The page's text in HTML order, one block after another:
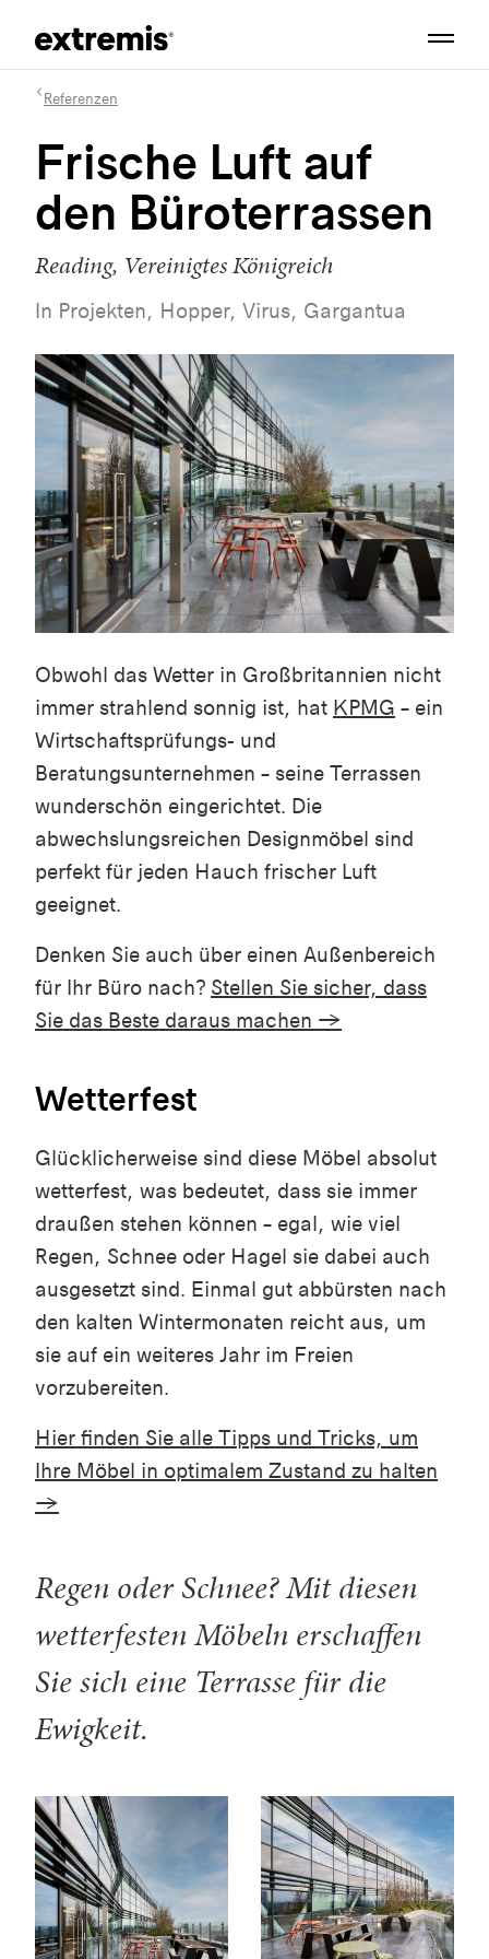
Referenzen
Frische Luft auf
den Büroterrassen
Reading, Vereinigtes Königreich
In Projekten, Hopper, Virus, Gargantua
Obwohl das Wetter in Großbritannien nicht
immer strahlend sonnig ist, hat KPMG – ein
Wirtschaftsprüfungs- und
Beratungsunternehmen – seine Terrassen
wunderschön eingerichtet. Die
abwechslungsreichen Designmöbel sind
perfekt für jeden Hauch frischer Luft
geeignet.
Denken Sie auch über einen Außenbereich
für Ihr Büro nach? Stellen Sie sicher, dass
Sie das Beste daraus machen →
Wetterfest
Glücklicherweise sind diese Möbel absolut
wetterfest, was bedeutet, dass sie immer
draußen stehen können – egal, wie viel
Regen, Schnee oder Hagel sie dabei auch
ausgesetzt sind. Einmal gut abbürsten nach
den kalten Wintermonaten reicht aus, um
sie auf ein weiteres Jahr im Freien
vorzubereiten.
Hier finden Sie alle Tipps und Tricks, um
Ihre Möbel in optimalem Zustand zu halten
→
Regen oder Schnee? Mit diesen
wetterfesten Möbeln erschaffen
Sie sich eine Terrasse für die
Ewigkeit.